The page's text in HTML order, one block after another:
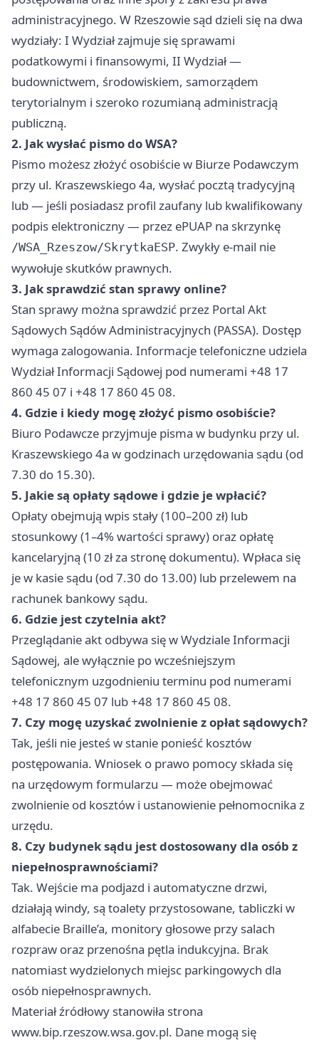
administracyjnego. W Rzeszowie sąd dzieli się na dwa
wydziały: I Wydział zajmuje się sprawami
podatkowymi i finansowymi, II Wydział —
budownictwem, środowiskiem, samorządem
terytorialnym i szeroko rozumianą administracją
publiczną.
2. Jak wysłać pismo do WSA?
Pismo możesz złożyć osobiście w Biurze Podawczym
przy ul. Kraszewskiego 4a, wysłać pocztą tradycyjną
lub — jeśli posiadasz profil zaufany lub kwalifikowany
podpis elektroniczny — przez ePUAP na skrzynkę
/WSA_Rzeszow/SkrytkaESP. Zwykły e-mail nie
wywołuje skutków prawnych.
3. Jak sprawdzić stan sprawy online?
Stan sprawy można sprawdzić przez Portal Akt
Sądowych Sądów Administracyjnych (PASSA). Dostęp
wymaga zalogowania. Informacje telefoniczne udziela
Wydział Informacji Sądowej pod numerami +48 17
860 45 07 i +48 17 860 45 08.
4. Gdzie i kiedy mogę złożyć pismo osobiście?
Biuro Podawcze przyjmuje pisma w budynku przy ul.
Kraszewskiego 4a w godzinach urzędowania sądu (od
7.30 do 15.30).
5. Jakie są opłaty sądowe i gdzie je wpłacić?
Opłaty obejmują wpis stały (100–200 zł) lub
stosunkowy (1–4% wartości sprawy) oraz opłatę
kancelaryjną (10 zł za stronę dokumentu). Wpłaca się
je w kasie sądu (od 7.30 do 13.00) lub przelewem na
rachunek bankowy sądu.
6. Gdzie jest czytelnia akt?
Przeglądanie akt odbywa się w Wydziale Informacji
Sądowej, ale wyłącznie po wcześniejszym
telefonicznym uzgodnieniu terminu pod numerami
+48 17 860 45 07 lub +48 17 860 45 08.
7. Czy mogę uzyskać zwolnienie z opłat sądowych?
Tak, jeśli nie jesteś w stanie ponieść kosztów
postępowania. Wniosek o prawo pomocy składa się
na urzędowym formularzu — może obejmować
zwolnienie od kosztów i ustanowienie pełnomocnika z
urzędu.
8. Czy budynek sądu jest dostosowany dla osób z
niepełnosprawnościami?
Tak. Wejście ma podjazd i automatyczne drzwi,
działają windy, są toalety przystosowane, tabliczki w
alfabecie Braille’a, monitory głosowe przy salach
rozpraw oraz przenośna pętla indukcyjna. Brak
natomiast wydzielonych miejsc parkingowych dla
osób niepełnosprawnych.
Materiał źródłowy stanowiła strona
www.bip.rzeszow.wsa.gov.pl. Dane mogą się